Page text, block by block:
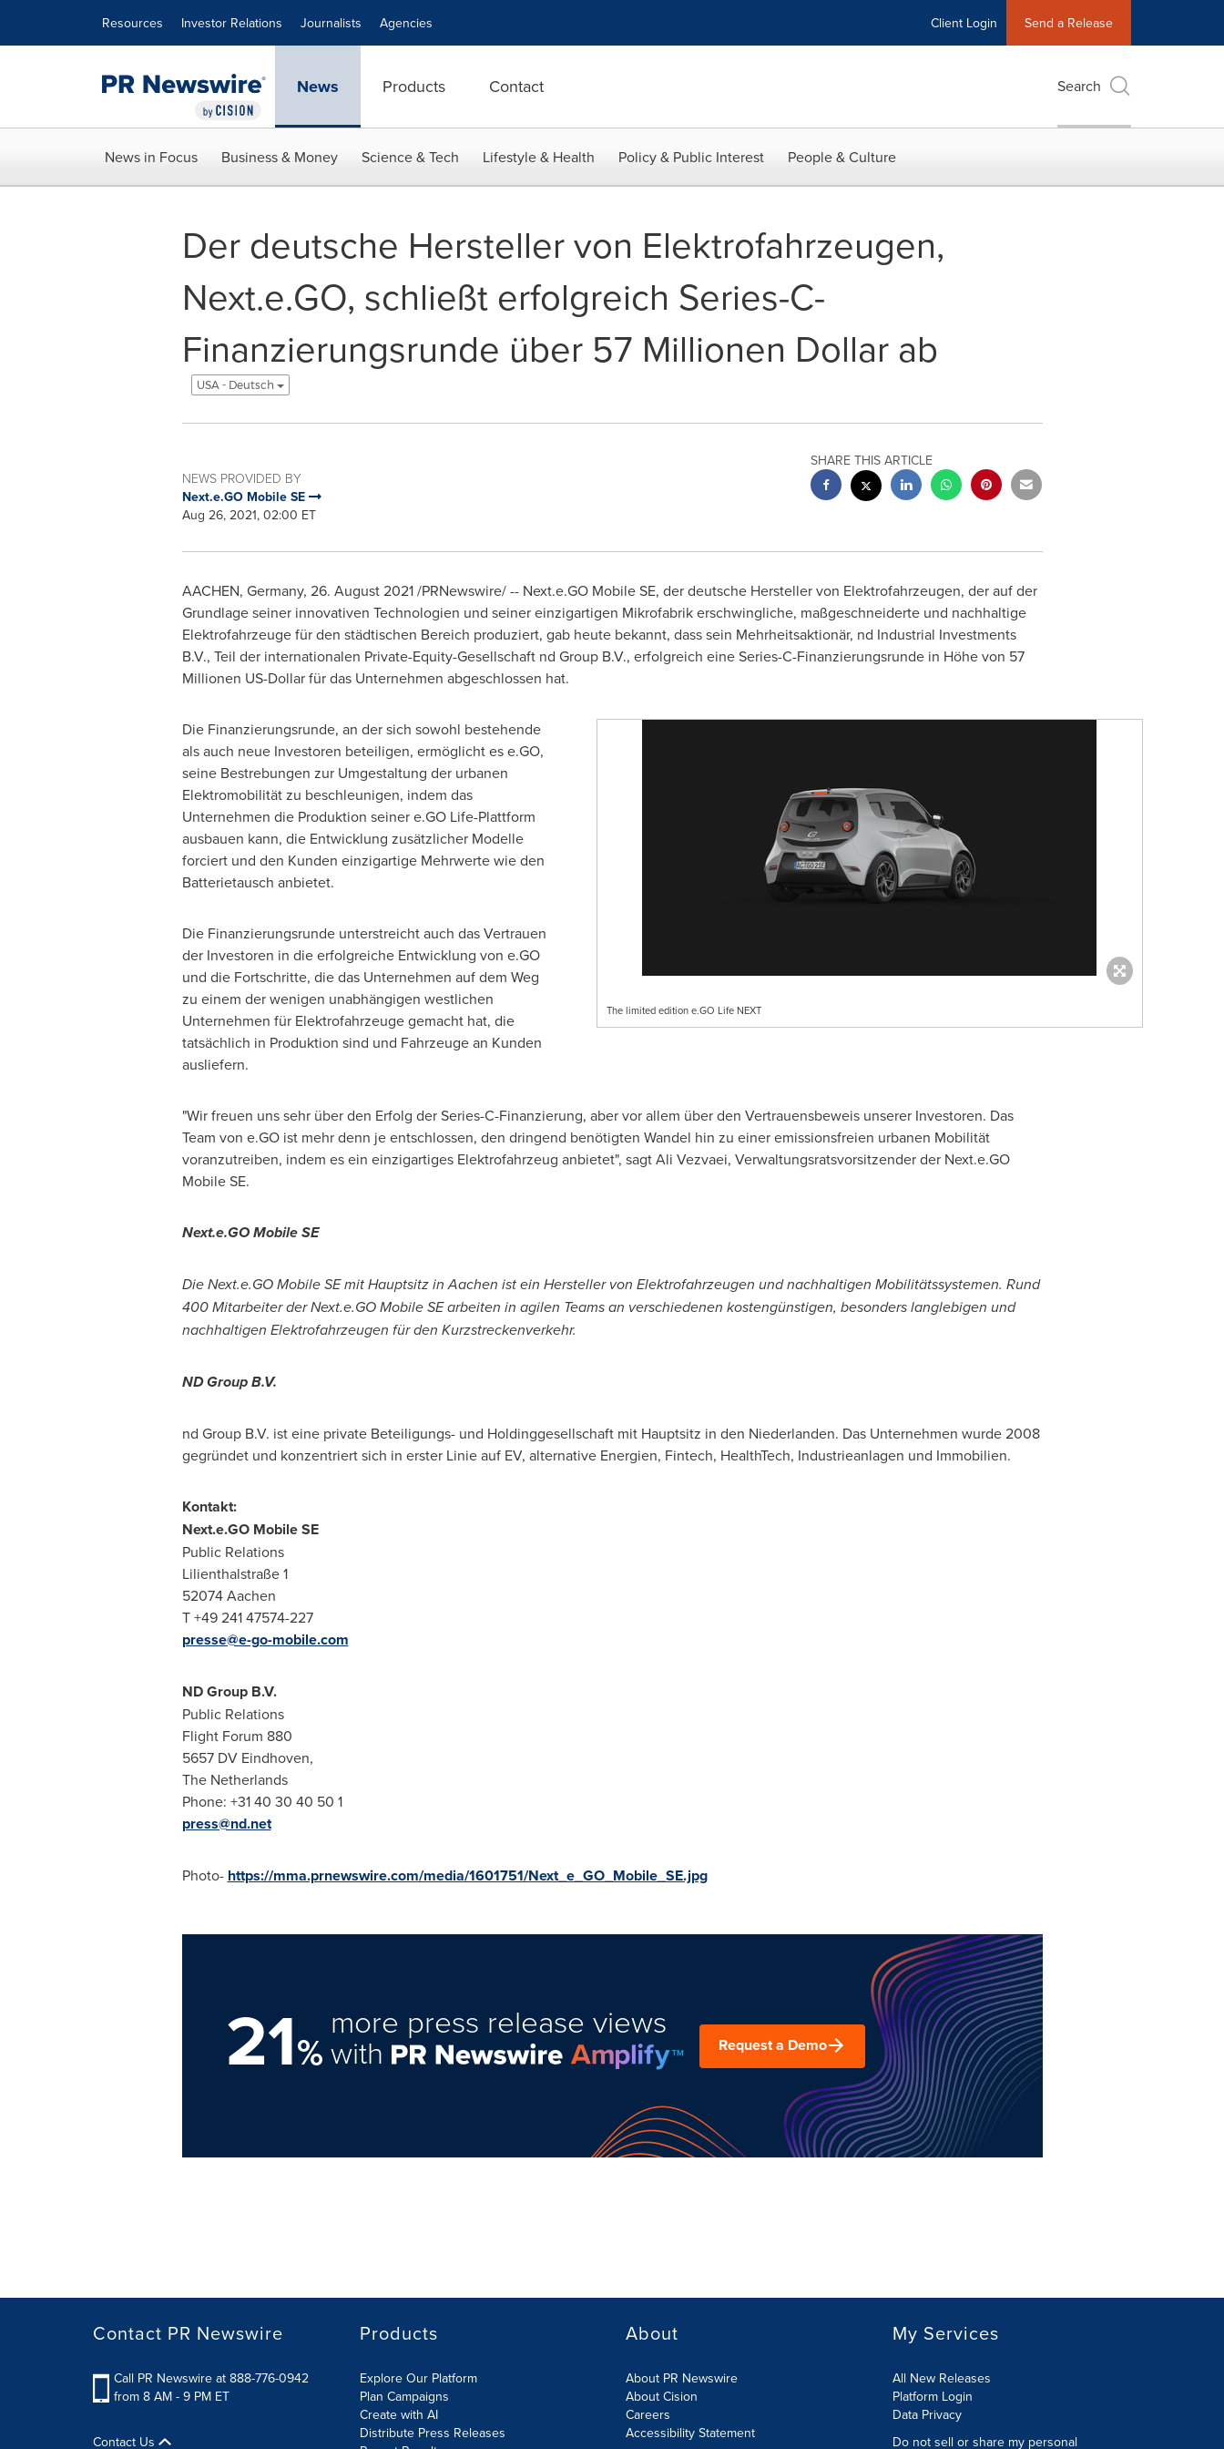
Resources Investor Relations Journalists Agencies Client Login Send a Release
News Products Contact Search
News in Focus Business & Money Science & Tech Lifestyle & Health Policy & Public Interest People & Culture
Der deutsche Hersteller von Elektrofahrzeugen,
Next.e.GO, schließt erfolgreich Series-C-
Finanzierungsrunde über 57 Millionen Dollar ab
USA - Deutsch
NEWS PROVIDED BY
Next.e.GO Mobile SE
Aug 26, 2021, 02:00 ET
SHARE THIS ARTICLE
AACHEN, Germany, 26. August 2021/PRNewswire/ -- Next.e.GO Mobile SE, der deutsche Hersteller von Elektrofahrzeugen, der auf der
Grundlage seiner innovativen Technologien und seiner einzigartigen Mikrofabrik erschwingliche, maßgeschneiderte und nachhaltige
Elektrofahrzeuge für den städtischen Bereich produziert, gab heute bekannt, dass sein Mehrheitsaktionär, nd Industrial Investments
B.V., Teil der internationalen Private-Equity-Gesellschaft nd Group B.V., erfolgreich eine Series-C-Finanzierungsrunde in Höhe von 57
Millionen US-Dollar für das Unternehmen abgeschlossen hat.
The limited edition e.GO Life NEXT
Die Finanzierungsrunde, an der sich sowohl bestehende
als auch neue Investoren beteiligen, ermöglicht es e.GO,
seine Bestrebungen zur Umgestaltung der urbanen
Elektromobilität zu beschleunigen, indem das
Unternehmen die Produktion seiner e.GO Life-Plattform
ausbauen kann, die Entwicklung zusätzlicher Modelle
forciert und den Kunden einzigartige Mehrwerte wie den
Batterietausch anbietet.
Die Finanzierungsrunde unterstreicht auch das Vertrauen
der Investoren in die erfolgreiche Entwicklung von e.GO
und die Fortschritte, die das Unternehmen auf dem Weg
zu einem der wenigen unabhängigen westlichen
Unternehmen für Elektrofahrzeuge gemacht hat, die
tatsächlich in Produktion sind und Fahrzeuge an Kunden
ausliefern.
"Wir freuen uns sehr über den Erfolg der Series-C-Finanzierung, aber vor allem über den Vertrauensbeweis unserer Investoren. Das
Team von e.GO ist mehr denn je entschlossen, den dringend benötigten Wandel hin zu einer emissionsfreien urbanen Mobilität
voranzutreiben, indem es ein einzigartiges Elektrofahrzeug anbietet", sagt Ali Vezvaei, Verwaltungsratsvorsitzender der Next.e.GO
Mobile SE.
Next.e.GO Mobile SE
Die Next.e.GO Mobile SE mit Hauptsitz in Aachen ist ein Hersteller von Elektrofahrzeugen und nachhaltigen Mobilitätssystemen. Rund
400 Mitarbeiter der Next.e.GO Mobile SE arbeiten in agilen Teams an verschiedenen kostengünstigen, besonders langlebigen und
nachhaltigen Elektrofahrzeugen für den Kurzstreckenverkehr.
NDGroup B.V.
nd Group B.V. ist eine private Beteiligungs- und Holdinggesellschaft mit Hauptsitz in den Niederlanden. Das Unternehmen wurde 2008
gegründet und konzentriert sich in erster Linie auf EV, alternative Energien, Fintech, HealthTech, Industrieanlagen und Immobilien.
Kontakt:
Next.e.GO Mobile SE
Public Relations
Lilienthalstraße 1
52074 Aachen
T +49 241 47574-227
presse@e-go-mobile.com
ND Group B.V.
Public Relations
Flight Forum 880
5657 DV Eindhoven,
The Netherlands
Phone: +31 40 30 40 50 1
press@nd.net
Photo- https://mma.prnewswire.com/media/1601751/Next_e_GO_Mobile_SE.jpg
21%
more press release views
with Request a Demo
Contact PR Newswire
Call PR Newswire at 888-776-0942
from 8 AM - 9 PM ET
Contact Us
Products
Explore Our Platform
Plan Campaigns
Create with AI
Distribute Press Releases
About
About PR Newswire
About Cision
Careers
Accessibility Statement
My Services
All New Releases
Platform Login
Data Privacy
Do not sell or share my personal